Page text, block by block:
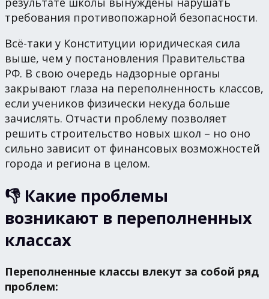
требования противопожарной безопасности.
Всё-таки у Конституции юридическая сила
выше, чем у постановления Правительства
РФ. В свою очередь надзорные органы
закрывают глаза на переполненность классов,
если учеников физически некуда больше
зачислять. Отчасти проблему позволяет
решить строительство новых школ – но оно
сильно зависит от финансовых возможностей
города и региона в целом.
👎 Какие проблемы
возникают в переполненных
классах
Переполненные классы влекут за собой ряд
проблем: